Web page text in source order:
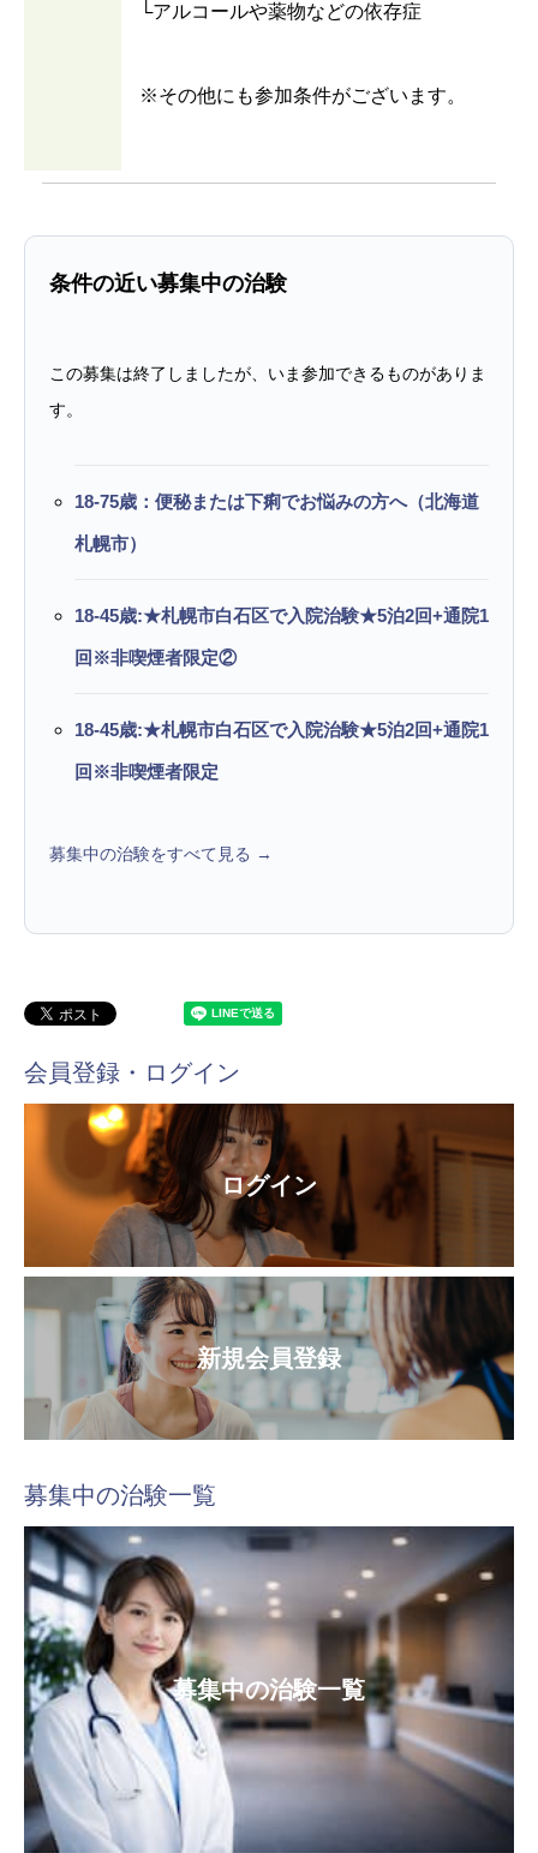
└アルコールや薬物などの依存症
※その他にも参加条件がございます。
条件の近い募集中の治験
この募集は終了しましたが、いま参加できるものがありま
す。
18-75歳：便秘または下痢でお悩みの方へ（北海道
札幌市）
18-45歳:★札幌市白石区で入院治験★5泊2回+通院1
回※非喫煙者限定②
18-45歳:★札幌市白石区で入院治験★5泊2回+通院1
回※非喫煙者限定
募集中の治験をすべて見る →
会員登録・ログイン
ログイン
新規会員登録
募集中の治験一覧
募集中の治験一覧